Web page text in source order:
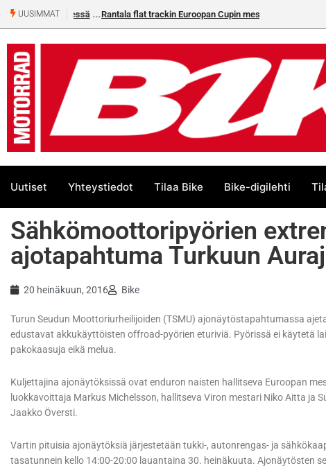
UUSIMMAT Rantala flat trackin Euroopan Cupin mestari
Uutiset Yhteystiedot Tilaa Bike Bike-digilehti
Sähkömoottoripyörien
ajotapahtuma Turkuun
20 heinäkuun, 2016 Bike
Turun Seudun Moottoriurheilijoiden (TSMU) ajonäytöstapahtumassa
edustavat akkukäyttöisten offroad-pyörien eturiviä. Pyörissä ei käytetä
pakokaasuja eikä melua.
Kuljettajina ajonäytöksissä ovat enduron naisten hallitseva Euroopan
luokkavoittaja Markus Michelsson, hallitseva Viron mestari Niko Aitta ja
Jaakko Översti.
Vartin pituisia ajonäytöksiä järjestetään tukki-, autonrengas- ja
tasatunnein kello 14:00-20:00 lauantaina 30. heinäkuuta. Ajonäytösten